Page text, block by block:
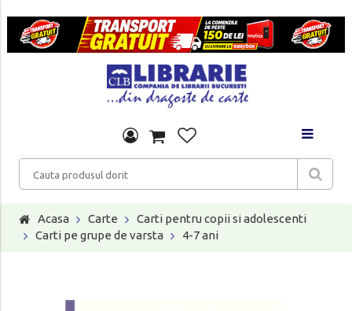
Acasa Carte
Carti pentru copii si adolescenti
Carti pe grupe de varsta
4-7 ani